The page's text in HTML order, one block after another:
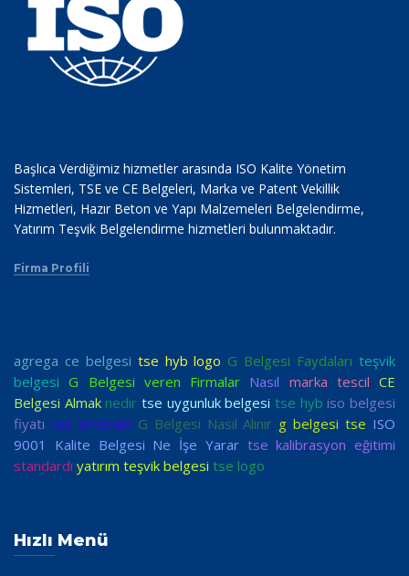
Başlıca Verdiğimiz hizmetler arasında ISO Kalite Yönetim
Sistemleri, TSE ve CE Belgeleri, Marka ve Patent Vekillik
Hizmetleri, Hazır Beton ve Yapı Malzemeleri Belgelendirme,
Yatırım Teşvik Belgelendirme hizmetleri bulunmaktadır.
Firma Profili
agrega ce belgesi tse hyb logo G Belgesi Faydaları teşvik
belgesi G Belgesi veren Firmalar Nasıl marka tescil CE
Belgesi Almak nedir tse uygunluk belgesi tse hyb iso belgesi
fiyatı tse kriterleri G Belgesi Nasıl Alınır g belgesi tse ISO
9001 Kalite Belgesi Ne İşe Yarar tse kalibrasyon eğitimi
standardı yatırım teşvik belgesi tse logo
Hızlı Menü